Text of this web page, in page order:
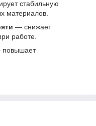
стабильную
материалов.
— снижает
работе.